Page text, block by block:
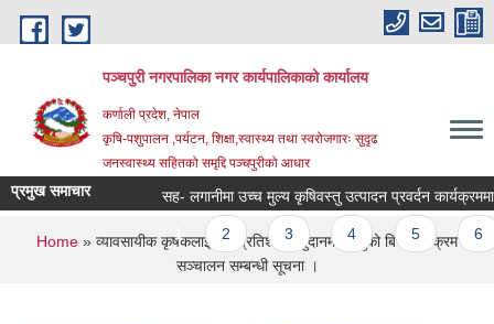
Skip to main content
पञ्चपुरी नगरपालिका नगर कार्यपालिकाको कार्यालय
कर्णाली प्रदेश, नेपाल
कृषि-पशुपालन ,पर्यटन, शिक्षा,स्वास्थ्य तथा स्वरोजगारः सुदृढ
जनस्वास्थ्य सहितको समृद्दि पञ्चपुरीको आधार
प्रमुख समाचार सह- लगानीमा उच्च मुल्य कृषिवस्तु उत्पादन प्रवर्दन कार्यक्रममा
Pages
1 2 3 4 5 6
You are here
Home » व्यावसायीक कृषकलाई ५० प्रतिशत अनुदानमा आलुको बिउ कार्यक्रम
सञ्चालन सम्बन्धी सूचना ।